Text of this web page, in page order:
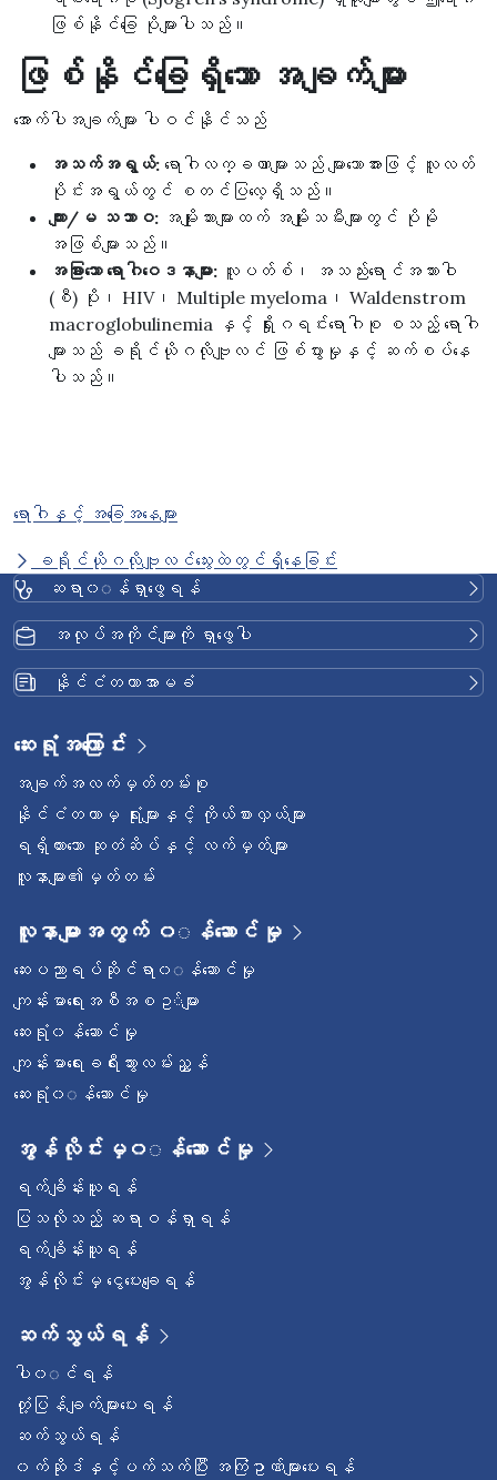
ဖြစ်နိုင်ခြေ ပိုများပါသည်။
ဖြစ်နိုင်ခြေရှိသော အချက်များ
အောက်ပါအချက်များ ပါဝင်နိုင်သည်
အသက်အရွယ်: ရောဂါလက္ခဏာများသည် များသောအားဖြင့် လူလတ်
ပိုင်းအရွယ်တွင် စတင်ပြလေ့ရှိသည်။
ကျား/မ သဘာဝ: အမျိုးသားများထက် အမျိုးသမီးများတွင် ပိုမို
အဖြစ်များသည်။
အခြားသော ရောဂါဝေဒနာများ: လူပတ်စ်၊ အသည်းရောင်အသားဝါ
(စီ) ပိုး၊ HIV၊ Multiple myeloma၊ Waldenstrom
macroglobulinemia နှင့် ရှိုးဂရင်းရောဂါစု စသည့် ရောဂါ
များသည် ခရိုင်ယိုဂလိုဗျူလင် ဖြစ်ပွားမှုနှင့် ဆက်စပ်နေ
ပါသည်။
ရောဂါနှင့် အခြေအနေများ
ခရိုင်ယိုဂလိုဗျူလင်သွေးထဲတွင်ရှိနေခြင်း
ဆရာ၀◌န်ရှာဖွေရန်
အလုပ်အကိုင်များကို ရှာဖွေပါ
နိုင်ငံတကာအာမခံ
ဆေးရုံအကြောင်း
အချက်အလက်မှတ်တမ်းစု
နိုင်ငံတကာမှ ရုံးများနှင့် ကိုယ်စားလှယ်များ
ရရှိထားသော ဆုတံဆိပ်နှင့် လက်မှတ်များ
လူနာများ၏မှတ်တမ်း
လူနာများအတွက် ၀◌န်ဆောင်မှု
ဆေးပညာရပ်ဆိုင်ရာ၀◌န်ဆောင်မှု
ကျန်းမာရေးအစီအစဥ◌်များ
ဆေးရုံ၀န်ဆောင်မှု
ကျန်းမာရေးခရီးသွားလမ်းညွှန်
ဆေးရုံ၀◌န်ဆောင်မှု
အွန်လိုင်းမှ၀◌န်ဆောင်မှု
ရက်ချိန်းယူရန်
ပြသလိုသည့် ဆရာဝန်ရှာရန်
ရက်ချိန်းယူရန်
အွန်လိုင်းမှ ငွေပေးချေရန်
ဆက်သွယ်ရန်
ပါ၀◌င်ရန်
တုံ့ပြန်ချက်များပေးရန်
ဆက်သွယ်ရန်
၀က်ဆိုဒ်နှင့်ပက်သက်ပြီး အကြံဥာဏ်များပေးရန်